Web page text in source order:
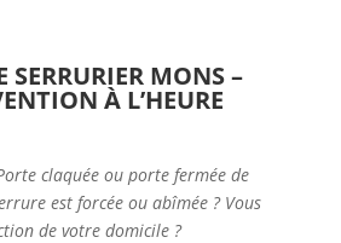
SERRURIER MONS –
À L’HEURE
claquée ou porte fermée de
est forcée ou abîmée ? Vous
de votre domicile ?